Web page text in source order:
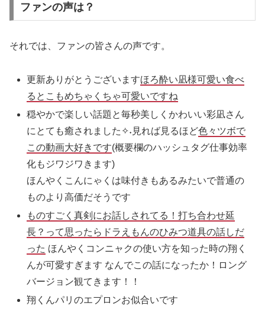
ファンの声は？
それでは、ファンの皆さんの声です。
更新ありがとうございますほろ酔い凪様可愛い食べ
るとこもめちゃくちゃ可愛いですね
穏やかで楽しい話題と毎秒美しくかわいい彩凪さん
にとても癒されました✧˖見れば見るほど色々ツボで
この動画大好きです(概要欄のハッシュタグ仕事効率
化もジワジワきます)
ほんやくこんにゃくは味付きもあるみたいで普通の
ものより高価だそうです‎
ものすごく真剣にお話しされてる！打ち合わせ延
長？って思ったらドラえもんのひみつ道具の話しだ
った ほんやくコンニャクの使い方を知った時の翔く
んが可愛すぎます なんでこの話になったか！ロング
バージョン観てきます！！
翔くんパリのエプロンお似合いです